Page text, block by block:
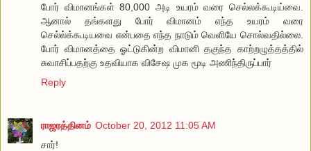
போர் விமானங்கள் 80,000 அடி உயரம் வரை செல்லக்கூடிய்வை.
ஆனால் தங்களது போர் விமானம் எந்த உயரம் வரை
செல்ல்க்கூடியவை என்பதை எந்த நாடும் வெளியே சொல்வதில்லை.
போர் விமானத்தை ஓட்டுகின்ற விமானி தகுந்த காற்றழுத்தத்தில்
சுவாசிப்பதற்கு உதவியாக விசேஷ முக மூடி அணிந்திருப்பார்
Reply
ராஜரத்தினம் October 20, 2012 11:05 AM
சார்!